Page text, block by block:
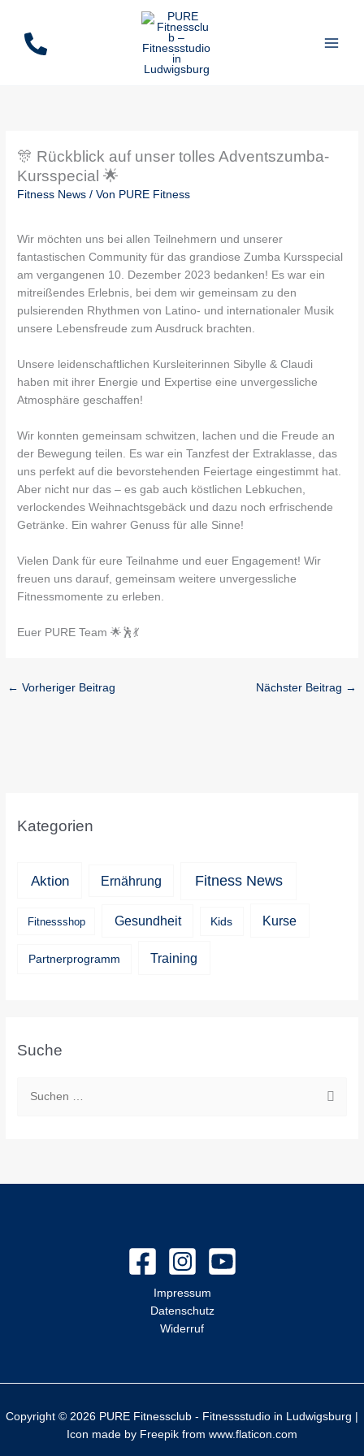
springen
🎊 Rückblick auf unser tolles Adventszumba-
Kursspecial 🌟
Fitness News / Von PURE Fitness
Wir möchten uns bei allen Teilnehmern und unserer
fantastischen Community für das grandiose Zumba Kursspecial
am vergangenen 10. Dezember 2023 bedanken! Es war ein
mitreißendes Erlebnis, bei dem wir gemeinsam zu den
pulsierenden Rhythmen von Latino- und internationaler Musik
unsere Lebensfreude zum Ausdruck brachten.
Unsere leidenschaftlichen Kursleiterinnen Sibylle & Claudi
haben mit ihrer Energie und Expertise eine unvergessliche
Atmosphäre geschaffen!
Wir konnten gemeinsam schwitzen, lachen und die Freude an
der Bewegung teilen. Es war ein Tanzfest der Extraklasse, das
uns perfekt auf die bevorstehenden Feiertage eingestimmt hat.
Aber nicht nur das – es gab auch köstlichen Lebkuchen,
verlockendes Weihnachtsgebäck und dazu noch erfrischende
Getränke. Ein wahrer Genuss für alle Sinne!
Vielen Dank für eure Teilnahme und euer Engagement! Wir
freuen uns darauf, gemeinsam weitere unvergessliche
Fitnessmomente zu erleben.
Euer PURE Team 🌟🕺💃
← Vorheriger Beitrag Nächster Beitrag →
Kategorien
Aktion Ernährung Fitness News
Fitnessshop Gesundheit Kids Kurse
Partnerprogramm Training
Suche
Impressum
Datenschutz
Widerruf
Copyright © 2026 PURE Fitnessclub - Fitnessstudio in Ludwigsburg |
Icon made by Freepik from www.flaticon.com